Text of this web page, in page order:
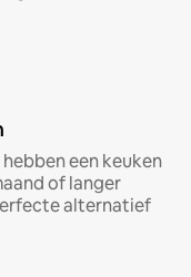
een keuken
of langer
alternatief